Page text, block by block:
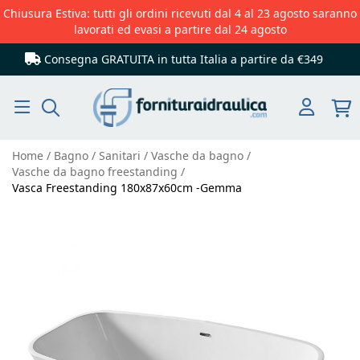
Chiusura Estiva: tutti gli ordini ricevuti dal 4 al 23 agosto saranno
lavorati ed evasi a partire dal 24 agosto
Consegna GRATUITA in tutta Italia a partire da €349
Home Bagno Sanitari
Vasche da bagno
Vasche da bagno freestanding
Vasca Freestanding 180x87x60cm -Gemma